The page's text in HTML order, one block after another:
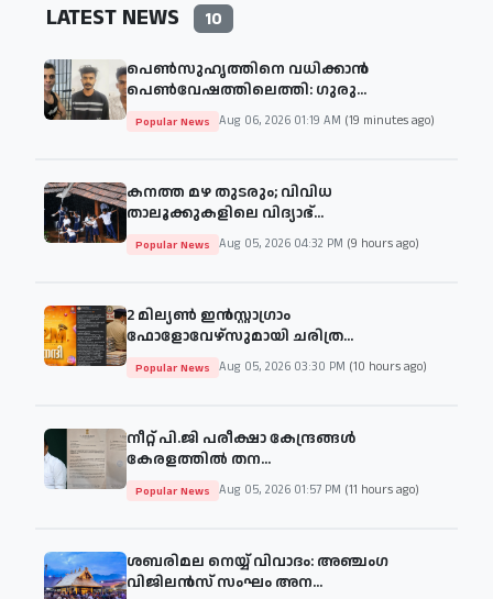
LATEST NEWS 10
പെൺസുഹൃത്തിനെ വധിക്കാൻ
പെൺവേഷത്തിലെത്തി: ഗുരു...
Popular News Aug 06, 2026 01:19 AM (19 minutes ago)
കനത്ത മഴ തുടരും; വിവിധ
താലൂക്കുകളിലെ വിദ്യാഭ്...
Popular News Aug 05, 2026 04:32 PM (9 hours ago)
2 മില്യൺ ഇൻസ്റ്റാഗ്രാം
ഫോളോവേഴ്‌സുമായി ചരിത്ര...
Popular News Aug 05, 2026 03:30 PM (10 hours ago)
നീറ്റ് പി.ജി പരീക്ഷാ കേന്ദ്രങ്ങൾ
കേരളത്തിൽ തന...
Popular News Aug 05, 2026 01:57 PM (11 hours ago)
ശബരിമല നെയ്യ് വിവാദം: അഞ്ചംഗ
വിജിലൻസ് സംഘം അന...